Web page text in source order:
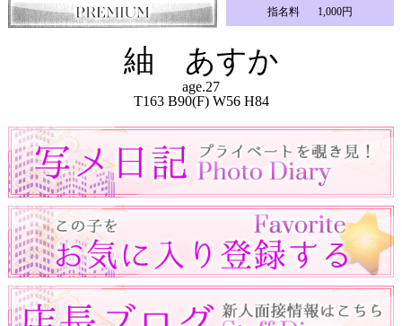
指名料 1,000円
紬 あすか
age.27
T163 B90(F) W56 H84